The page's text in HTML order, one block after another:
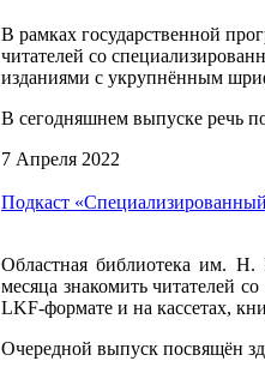
В рамках государственной
читателей со
изданиями с укрупнённым
В сегодняшнем выпуске речь
7 Апреля 2022
Подкаст
Областная библиотека им. Н.
месяца знакомить читателей
LKF-формате и на кассетах,
Очередной выпуск посвящён